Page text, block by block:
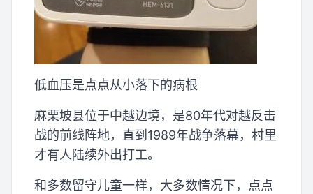
低血压是点点从小落下的病根
麻栗坡县位于中越边境，是80年代对越反击
战的前线阵地，直到1989年战争落幕，村里
才有人陆续外出打工。
和多数留守儿童一样，大多数情况下，点点